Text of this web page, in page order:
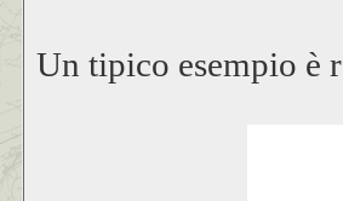
Un tipico esempio è